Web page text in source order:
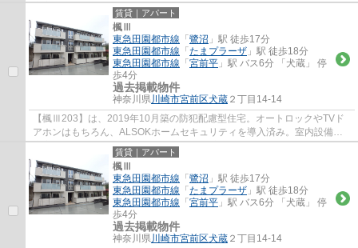
充実しており、エアコン1基・温水洗浄便座で入居...
賃貸｜アパート
楓Ⅲ
東急田園都市線 「 鷺沼 」駅 徒歩17分
東急田園都市線 「 たまプラーザ 」駅 徒歩18分
東急田園都市線 「 宮前平 」駅 バス6分 「犬蔵」 停
歩4分
過去掲載物件
神奈川県川崎市宮前区犬蔵 ２丁目14-14
【楓Ⅲ203】は、2019年10月築の防犯配慮型住宅。オートロックやTVド
アホンはもちろん、ALSOKホームセキュリティを導入済み。室内設備も
充実しており、エアコン1基・温水洗浄便座で入居...
賃貸｜アパート
楓Ⅲ
東急田園都市線 「 鷺沼 」駅 徒歩17分
東急田園都市線 「 たまプラーザ 」駅 徒歩18分
東急田園都市線 「 宮前平 」駅 バス6分 「犬蔵」 停
歩4分
過去掲載物件
神奈川県川崎市宮前区犬蔵 ２丁目14-14